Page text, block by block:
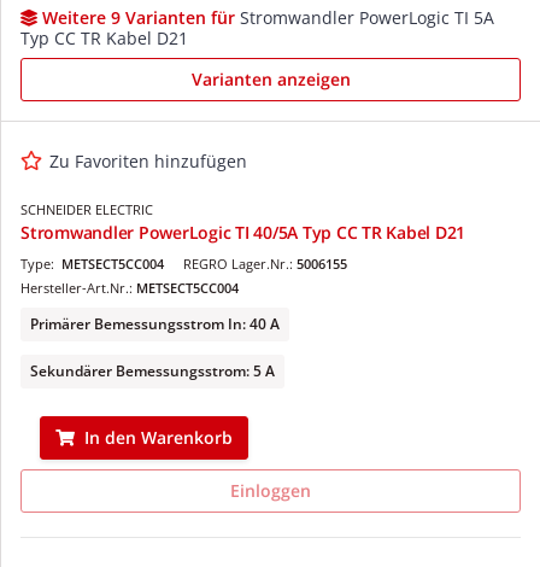
Weitere 9 Varianten für Stromwandler PowerLogic TI 5A
Typ CC TR Kabel D21
Varianten anzeigen
Zu Favoriten hinzufügen
SCHNEIDER ELECTRIC
Stromwandler PowerLogic TI 40/5A Typ CC TR Kabel D21
REGRO Lager.Nr.: 5006155
Type: METSECT5CC004
Hersteller-Art.Nr.: METSECT5CC004
Primärer Bemessungsstrom In: 40 A
Sekundärer Bemessungsstrom: 5 A
In den Warenkorb
Einloggen